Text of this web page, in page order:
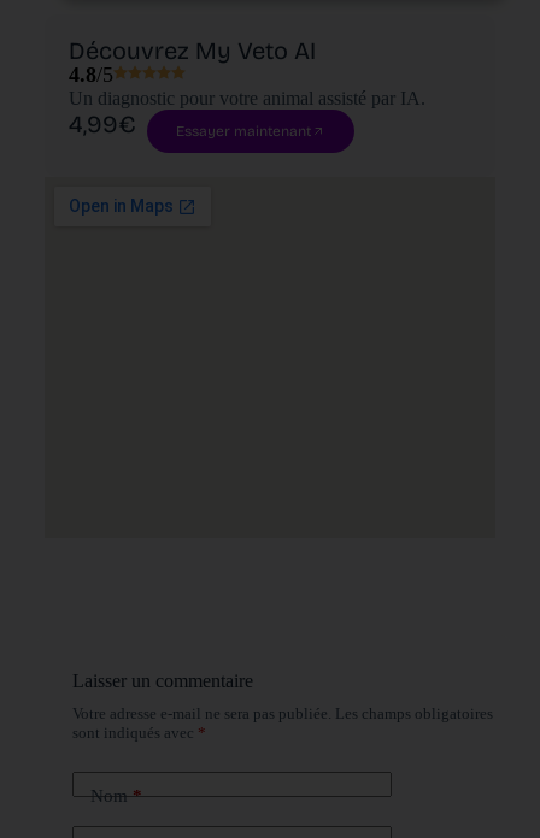
Découvrez My Veto AI
4.8/5
Un diagnostic pour votre animal assisté par IA.
4,99€ Essayer maintenant
Laisser un commentaire
Votre adresse e-mail ne sera pas publiée. Les champs obligatoires
sont indiqués avec *
Nom*